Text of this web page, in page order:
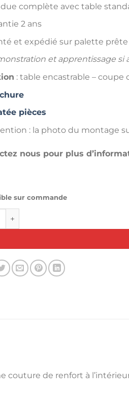
complète avec table
2 ans
et expédié sur palette prête
et apprentissage si
: table encastrable –
pièces
: la photo du montage
nous pour plus
sur commande
de Surjeteuse industrielle 5 fils
couture de renfort à